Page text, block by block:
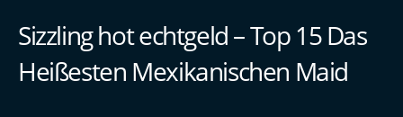
Sizzling hot echtgeld – Top 15 Das
Heißesten Mexikanischen Maid